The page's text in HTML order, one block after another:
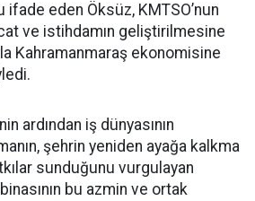
eden Öksüz, KMTSO’nun
ve istihdamın geliştirilmesine
Kahramanmaraş ekonomisine
ardından iş dünyasının
şehrin yeniden ayağa kalkma
sunduğunu vurgulayan
bu azmin ve ortak